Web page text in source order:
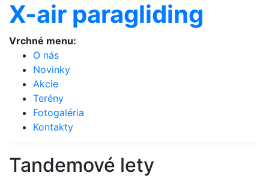
X-air paragliding
Vrchné menu:
O nás
Novinky
Akcie
Terény
Fotogaléria
Kontakty
Tandemové lety